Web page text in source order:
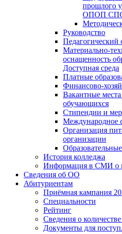
прошлого
ОПОП СПО
Руководство
Педагогический
Материально-
оснащенность
Доступная среда
Платные
Финансово-
Вакантные
обучающихся
Стипендии и
Международное
Организация
организации
История колледжа
Информация в СМИ о
Сведения об ОО
Абитуриентам
Приёмная кампания
Специальности
Рейтинг
Сведения о
Документы для